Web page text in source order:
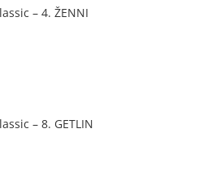
– 4. ŽENNI
– 8. GETLIN